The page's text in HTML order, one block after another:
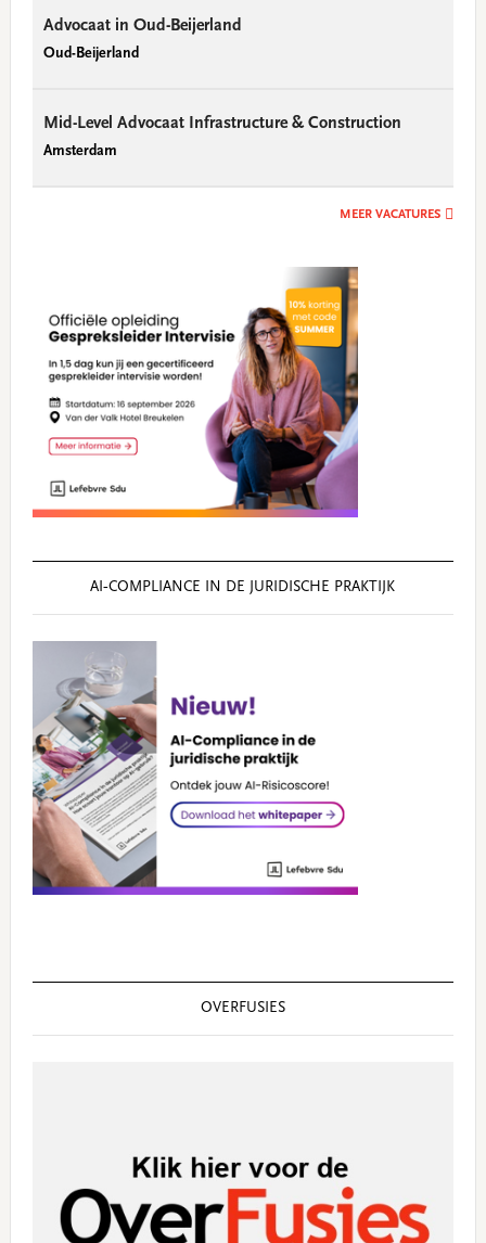
Advocaat in Oud-Beijerland
Oud-Beijerland
Mid-Level Advocaat Infrastructure & Construction
Amsterdam
MEER VACATURES
AI‑COMPLIANCE IN DE JURIDISCHE PRAKTIJK
OVERFUSIES